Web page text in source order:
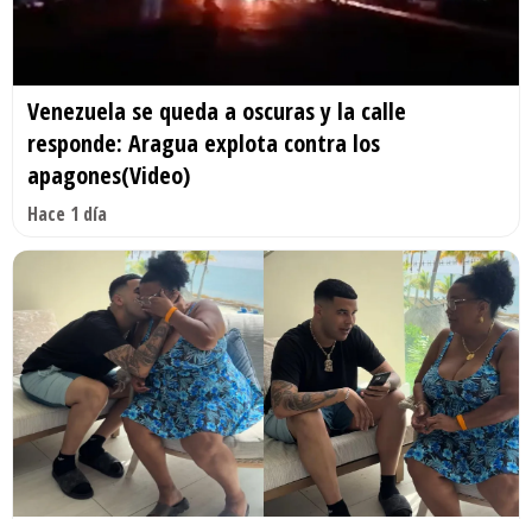
Venezuela se queda a oscuras y la calle
responde: Aragua explota contra los
apagones(Video)
Hace 1 día